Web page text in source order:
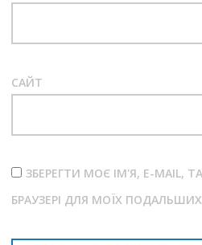
САЙТ
ЗБЕРЕГТИ МОЄ ІМ'Я, E-MAIL,
БРАУЗЕРІ ДЛЯ МОЇХ